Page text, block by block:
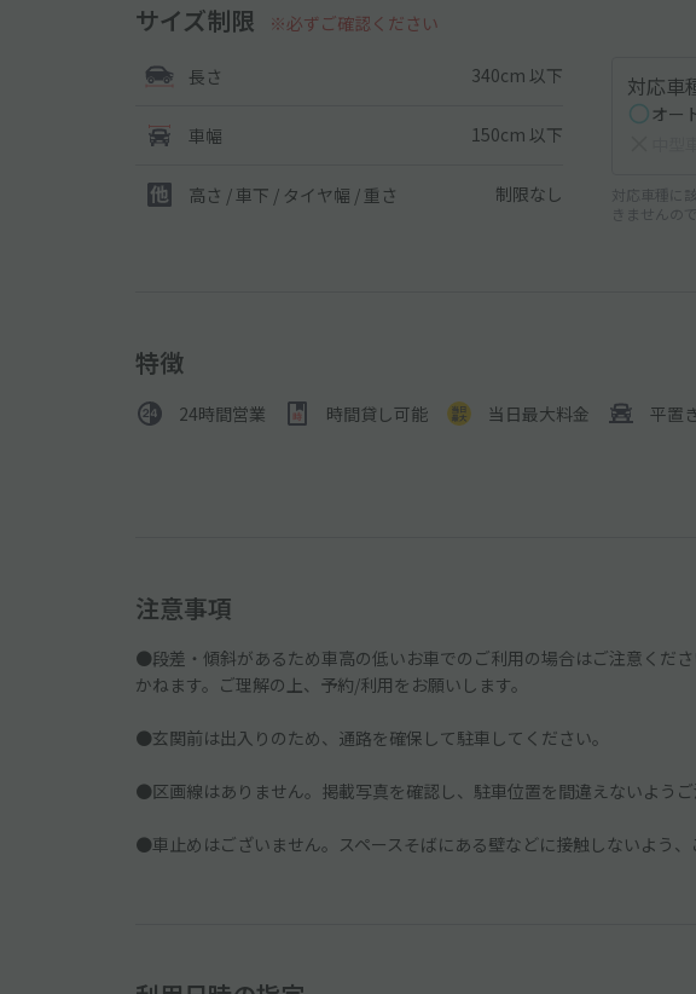
サイズ制限 ※必ずご確認ください
長さ 340cm 以下
車幅 150cm 以下
高さ / 車下 / タイヤ幅 / 重さ 制限なし
対応車
オー
対応車種に
きませんの
特徴
24時間営業 時間貸し可能 当日最大料金 平置き
注意事項
●段差・傾斜があるため車高の低いお車でのご利用の場合はご注意くだ
かねます。ご理解の上、予約/利用をお願いします。
●玄関前は出入りのため、通路を確保して駐車してください。
●区画線はありません。掲載写真を確認し、駐車位置を間違えないようご
●車止めはございません。スペースそばにある壁などに接触しないよう、